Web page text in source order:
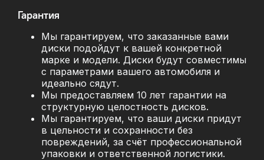
Гарантия
Мы гарантируем, что заказанные вами
диски подойдут к вашей конкретной
марке и модели. Диски будут совместимы
с параметрами вашего автомобиля и
идеально сядут.
Мы предоставляем 10 лет гарантии на
структурную целостность дисков.
Мы гарантируем, что ваши диски придут
в цельности и сохранности без
повреждений, за счёт профессиональной
упаковки и ответственной логистики.